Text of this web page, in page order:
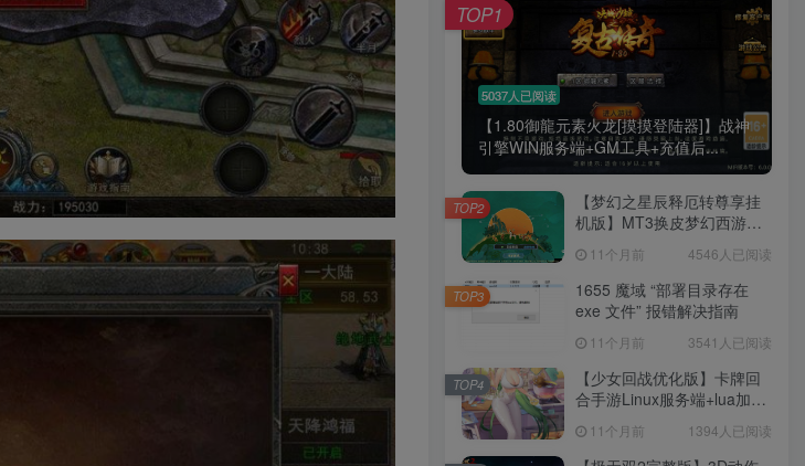
5037人已阅读
【1.80御龍元素火龙[摸摸登陆器]】战神
引擎WIN服务端+GM工具+充值后...
TOP1
【梦幻之星辰释厄转尊享挂
机版】MT3换皮梦幻西游
+源码+架设教程
11个月前 4546人已阅读
TOP2
1655 魔域 “部署目录存在
exe 文件” 报错解决指南
11个月前 3541人已阅读
TOP3
【少女回战优化版】卡牌回
合手游Linux服务端+lua加解
权后台+安卓+架设教程
11个月前 1394人已阅读
TOP4